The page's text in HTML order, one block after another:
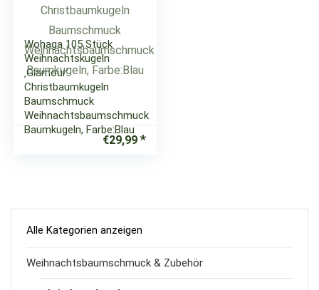
Wohaga 105 Stück
Weihnachtskugeln
‚Glamour‘
Christbaumkugeln
Baumschmuck
Weihnachtsbaumschmuck
Baumkugeln, Farbe:Blau
€29,99
Alle Kategorien anzeigen
Weihnachtsbaumschmuck & Zubehör